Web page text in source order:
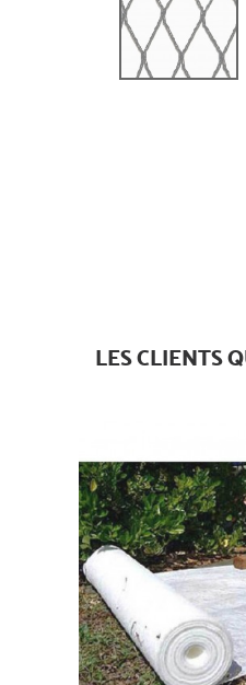
LES CLIENTS